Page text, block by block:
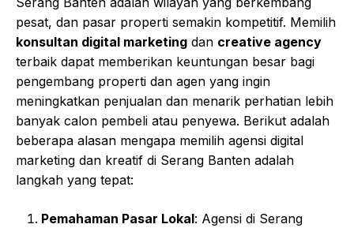
pesat, dan pasar properti semakin kompetitif. Memilih
konsultan digital marketing dan creative agency
terbaik dapat memberikan keuntungan besar bagi
pengembang properti dan agen yang ingin
meningkatkan penjualan dan menarik perhatian lebih
banyak calon pembeli atau penyewa. Berikut adalah
beberapa alasan mengapa memilih agensi digital
marketing dan kreatif di Serang Banten adalah
langkah yang tepat:
Pemahaman Pasar Lokal: Agensi di Serang